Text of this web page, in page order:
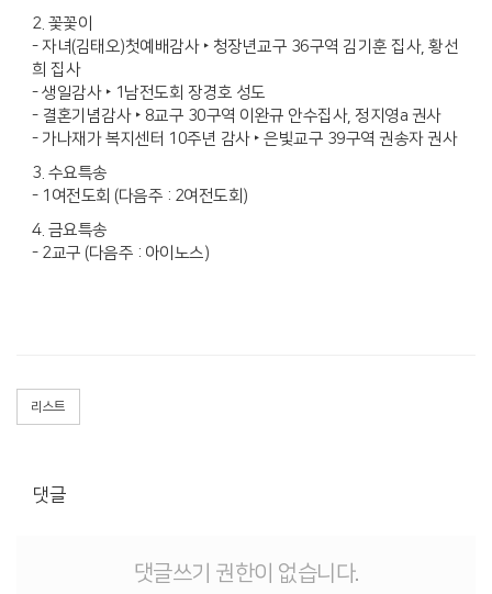
2. 꽃꽃이
- 자녀(김태오)첫예배감사 ‣ 청장년교구 36구역 김기훈 집사, 황선
희 집사
- 생일감사 ‣ 1남전도회 장경호 성도
- 결혼기념감사 ‣ 8교구 30구역 이완규 안수집사, 정지영a 권사
- 가나재가 복지센터 10주년 감사 ‣ 은빛교구 39구역 권송자 권사
3. 수요특송
- 1여전도회 (다음주 : 2여전도회)
4. 금요특송
- 2교구 (다음주 : 아이노스)
리스트
댓글
댓글쓰기 권한이 없습니다.